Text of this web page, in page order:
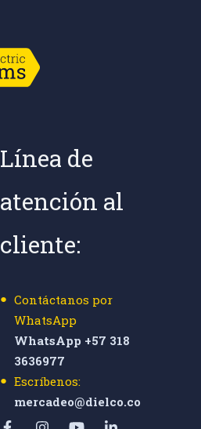
Línea de
atención al
cliente:
Contáctanos por
WhatsApp
WhatsApp +57 318
3636977
Escríbenos:
mercadeo@dielco.co